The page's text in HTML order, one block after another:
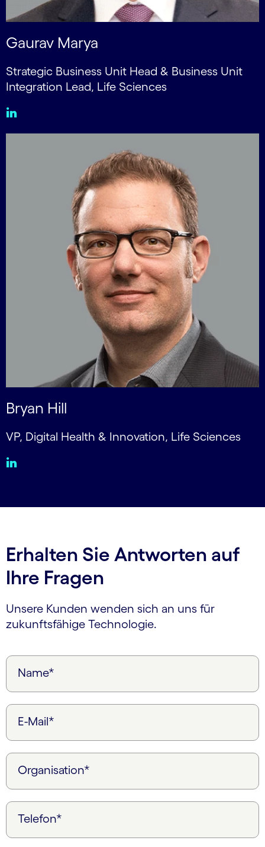
Gaurav Marya
Strategic Business Unit Head & Business Unit
Integration Lead, Life Sciences
Bryan Hill
VP, Digital Health & Innovation, Life Sciences
Erhalten Sie Antworten auf
Ihre Fragen
Unsere Kunden wenden sich an uns für
zukunftsfähige Technologie.
Name*
E-Mail*
Organisation*
Telefon*